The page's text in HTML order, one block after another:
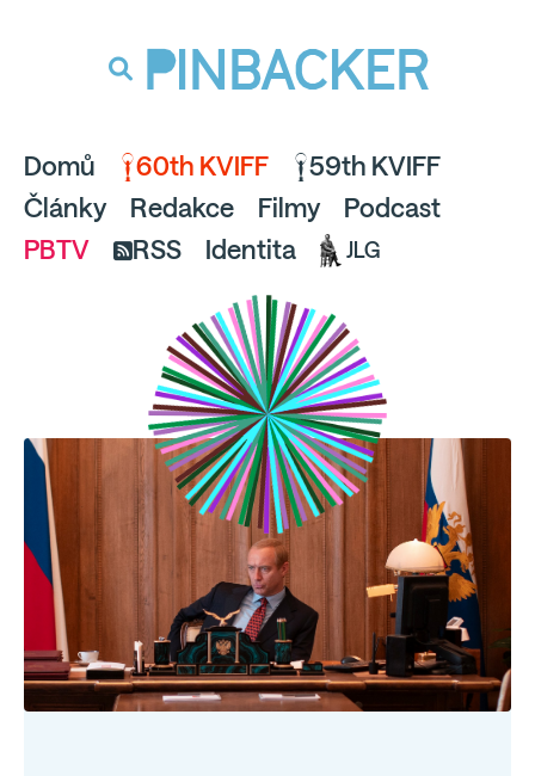
a pusťte se do čtení.
PINBACKER
Domů 60th KVIFF
59th KVIFF
Články
Redakce Filmy
Podcast
PBTV
RSS Identita JLG